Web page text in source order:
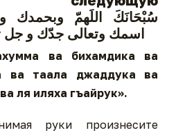
اسمك وتعالى جدّك و جل
ва бихамдика ва
ва таала джаддука ва
ля иляха гъайрук».
руки произнесите